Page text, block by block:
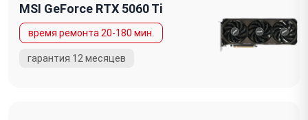
MSI GeForce RTX 5060 Ti